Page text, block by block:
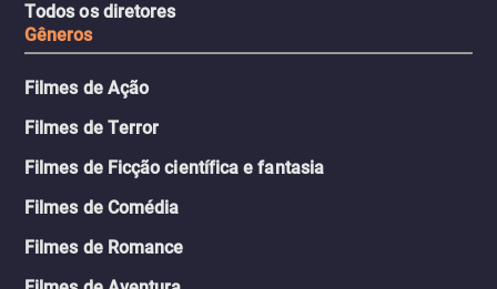
Todos os diretores
Gêneros
Filmes de Ação
Filmes de Terror
Filmes de Ficção científica e fantasia
Filmes de Comédia
Filmes de Romance